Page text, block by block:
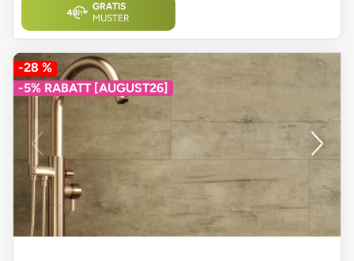
GRATIS
MUSTER
-28 %
-5% RABATT [AUGUST26]